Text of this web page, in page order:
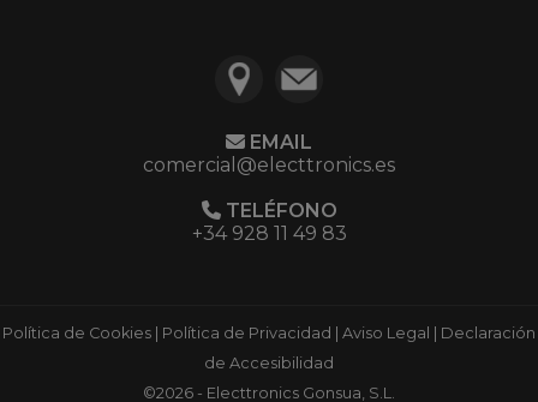
EMAIL
comercial@electtronics.es
TELÉFONO
+34 928 11 49 83
Política de Cookies Política de Privacidad Aviso Legal
Declaración
de Accesibilidad
©2026 - Electtronics Gonsua, S.L.